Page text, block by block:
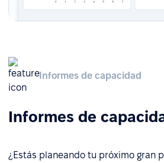
Informes de capacidad
Informes de
¿Estás planeando tu próximo gran